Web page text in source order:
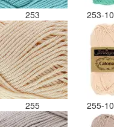
253 253-10
255 255-10